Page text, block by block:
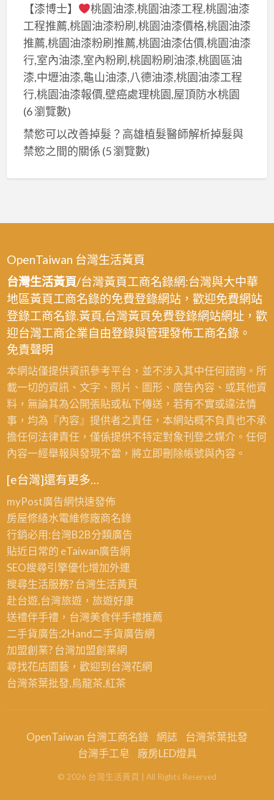
【漆博士】
桃園油漆,桃園油漆工程,桃園油漆
工程推薦,桃園油漆粉刷,桃園油漆價格,桃園油漆
推薦,桃園油漆粉刷推薦,桃園油漆估價,桃園油漆
行,室內油漆,室內粉刷,桃園粉刷油漆,桃園區油
漆,中壢油漆,龜山油漆,八德油漆,桃園油漆工程
行,桃園油漆報價,壁癌處理桃園,屋頂防水桃園
(6 瀏覽數)
禁慾可以改善掉髮？高雄植髮醫師解析掉髮與
禁慾之間的關係 (5 瀏覽數)
OpenTaiwan 台灣生活黃頁
台灣生活黃頁/台灣黃頁工商名錄網:台灣與大中華
地區黃頁工商名錄的免費登錄網站，歡迎免費網站
登錄工商名錄.黃頁,台灣黃頁免費登錄網站網址，歡
迎台灣工商企業自由登錄與管理發佈工商名錄。
免責聲明
本網站僅提供資訊參考平台，並不涉入其中任何諮詢。所
載一切的資訊、文字、照片、圖形、廣告內容、或其他資
料，無論其為公開張貼或私下傳送，若有不實或違法情
事，均為『內容』提供者之責任，本網站概不負責也不承
擔任何法律責任，僅係提供不特定對象刊登之媒介。任何
內容一經舉報與發現不當，將立即刪除帳號與內容。
[e台灣]還有更多…
myPost廣告網快速發佈
房屋修繕水電維修廠商名錄
行銷必用:台灣B2B分類廣告
貼近日常的 eTaiwan廣告網
SEO搜尋引擎優化增加外連
搜尋生活服務? 台灣生活黃頁
赴台遊,台灣旅遊，旅遊好康
送禮伴手禮，台灣美食伴手禮推薦
二手貨廣告:2Hand二手貨廣告網
加盟創業? 台灣加盟創業網
尋找花店園藝，歡迎到台灣花網
台灣茶葉批發,烏龍茶,紅茶
OpenTaiwan 台灣工商名錄 網誌
台灣茶葉批發
台灣手工皂
廠房LED燈具
© 2026 台灣生活黃頁 | All Rights Reserved